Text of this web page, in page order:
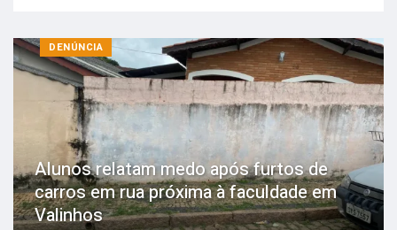
DENÚNCIA
Alunos relatam medo após furtos de
carros em rua próxima à faculdade em
Valinhos